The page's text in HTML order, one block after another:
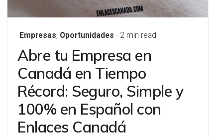
Empresas, Oportunidades - 2 min read
Abre tu Empresa en
Canadá en Tiempo
Récord: Seguro, Simple y
100% en Español con
Enlaces Canadá